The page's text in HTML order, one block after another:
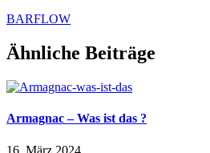
BARFLOW
Ähnliche Beiträge
Armagnac – Was ist das ?
16. März 2024